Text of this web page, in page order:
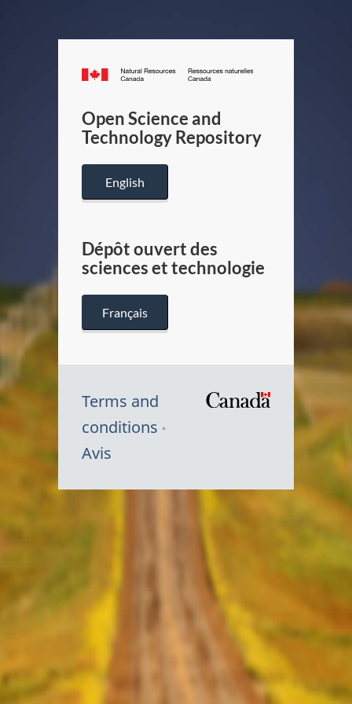
Canada.ca
/
Canada
Open Science and
Technology Repository
English
Dépôt ouvert des
sciences et technologie
Français
Terms and
conditions
Avis
Symbole
Canada